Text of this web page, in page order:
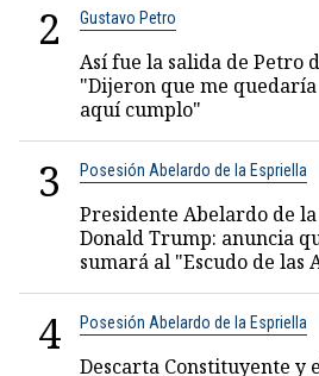
2 Gustavo Petro
Así fue la salida de Petro
"Dijeron que me
aquí cumplo"
3 Posesión Abelardo de la Espriella
Presidente Abelardo de
Donald Trump: anuncia
sumará al "Escudo de las
4 Posesión Abelardo de la Espriella
Descarta Constituyente y